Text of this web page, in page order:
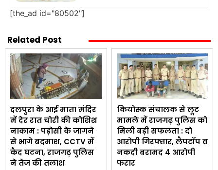
[the_ad id="80502"]
Related Post
दलपुरा के आई माता मंदिर
में देर रात चोरी की कोशिश
नाकाम : पड़ोसी के जागने
से भागे बदमाश, CCTV में
कैद घटना, राजगढ़ पुलिस
ने तेज की तलाश
कियोस्क संचालक से लूट
मामले में राजगढ़ पुलिस को
मिली बड़ी सफलता : दो
आरोपी गिरफ्तार, लैपटॉप व
नकदी बरामद 4 आरोपी
फरार